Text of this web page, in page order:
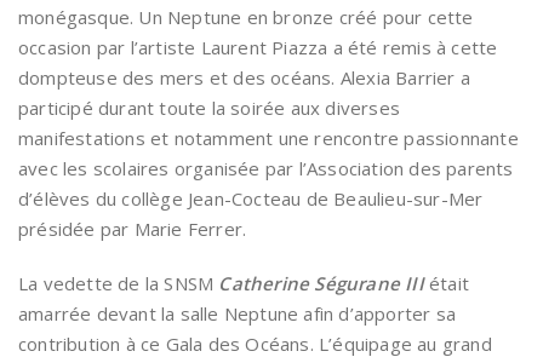
monégasque. Un Neptune en bronze créé pour cette
occasion par l’artiste Laurent Piazza a été remis à cette
dompteuse des mers et des océans. Alexia Barrier a
participé durant toute la soirée aux diverses
manifestations et notamment une rencontre passionnante
avec les scolaires organisée par l’Association des parents
d’élèves du collège Jean-Cocteau de Beaulieu-sur-Mer
présidée par Marie Ferrer.
La vedette de la SNSM Catherine Ségurane IIIétait
amarrée devant la salle Neptune afin d’apporter sa
contribution à ce Gala des Océans. L’équipage au grand